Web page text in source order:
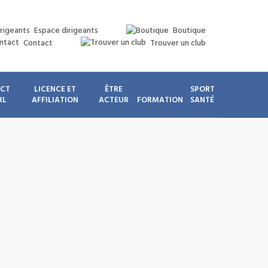
Espace dirigeants
Boutique
Contact
Trouver un club
LICENCE ET
AFFILIATION
ÊTRE
ACTEUR
FORMATION
SPORT
SANTÉ